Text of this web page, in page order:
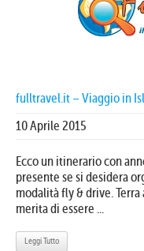
fulltravel.it – Viaggio in
10 Aprile 2015
Ecco un itinerario con
presente se si desidera
modalità fly & drive.
merita di essere ...
Leggi Tutto